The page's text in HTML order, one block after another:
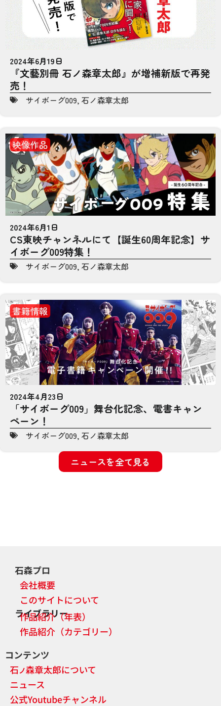
2024年6月19日
『文藝別冊 石ノ森章太郎』が増補新版で再発
売！
サイボーグ009, 石ノ森章太郎
映像作品
2024年6月1日
CS東映チャンネルにて【誕生60周年記念】サ
イボーグ009特集！
サイボーグ009, 石ノ森章太郎
書籍情報
2024年4月23日
「サイボーグ009」舞台化記念、電書キャン
ペーン！
サイボーグ009, 石ノ森章太郎
ニュースを全て見る
石森プロ
会社概要
このサイトについて
ライブラリー
作品紹介（年表）
作品紹介（カテゴリー）
コンテンツ
石ノ森章太郎について
ニュース
公式Youtubeチャンネル